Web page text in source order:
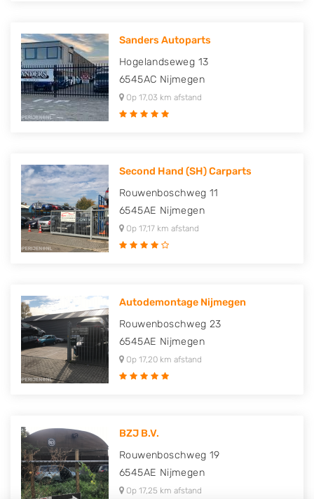
Sanders Autoparts
Hogelandseweg 13
6545AC Nijmegen
Op 17,03 km afstand
Second Hand (SH) Carparts
Rouwenboschweg 11
6545AE Nijmegen
Op 17,17 km afstand
Autodemontage Nijmegen
Rouwenboschweg 23
6545AE Nijmegen
Op 17,20 km afstand
BZJ B.V.
Rouwenboschweg 19
6545AE Nijmegen
Op 17,25 km afstand